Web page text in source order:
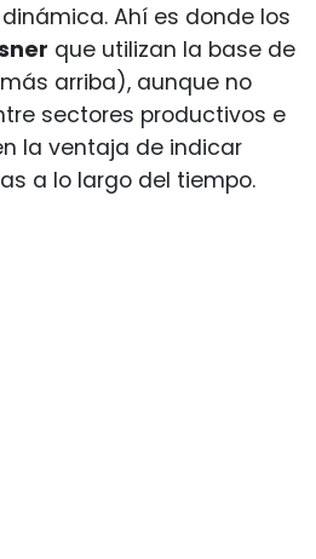
Ahí es donde los
que utilizan la base de
arriba), aunque no
sectores productivos e
la ventaja de indicar
a lo largo del tiempo.